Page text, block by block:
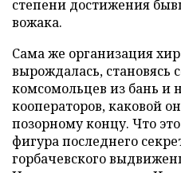
степени достижения
вожака.
Сама же организация
вырождалась, становясь
комсомольцев из бань
кооператоров, каковой
позорному концу. Что
фигура последнего
горбачевского